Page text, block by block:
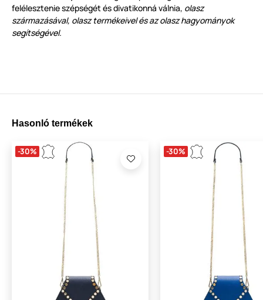
felélesztenie szépségét és divatikonná válnia, olasz
származásával, olasz termékeivel és az olasz hagyományok
segítségével.
Hasonló termékek
-30% -30%